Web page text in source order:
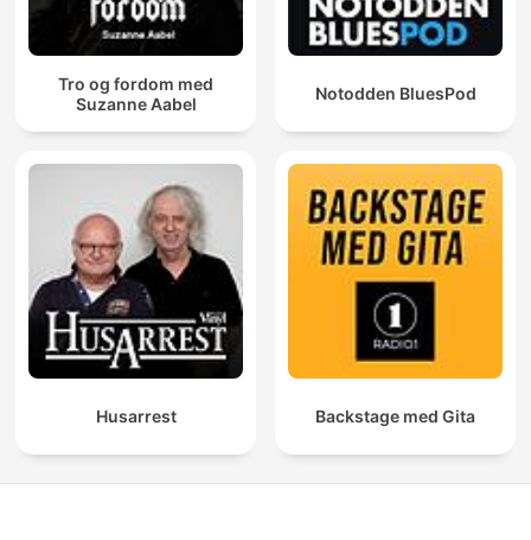
Tro og fordom med
Suzanne Aabel
Notodden BluesPod
Husarrest Backstage med Gita